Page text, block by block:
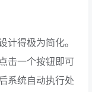
计得极为简化。
击一个按钮即可
系统自动执行处